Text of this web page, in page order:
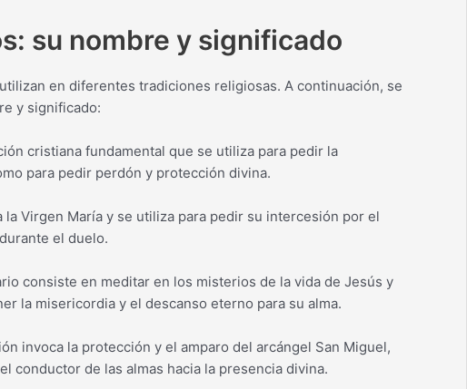
su nombre y significado
en diferentes tradiciones religiosas. A continuación, se
y significado:
cristiana fundamental que se utiliza para pedir la
para pedir perdón y protección divina.
la Virgen María y se utiliza para pedir su intercesión por el
el duelo.
consiste en meditar en los misterios de la vida de Jesús y
la misericordia y el descanso eterno para su alma.
invoca la protección y el amparo del arcángel San Miguel,
conductor de las almas hacia la presencia divina.